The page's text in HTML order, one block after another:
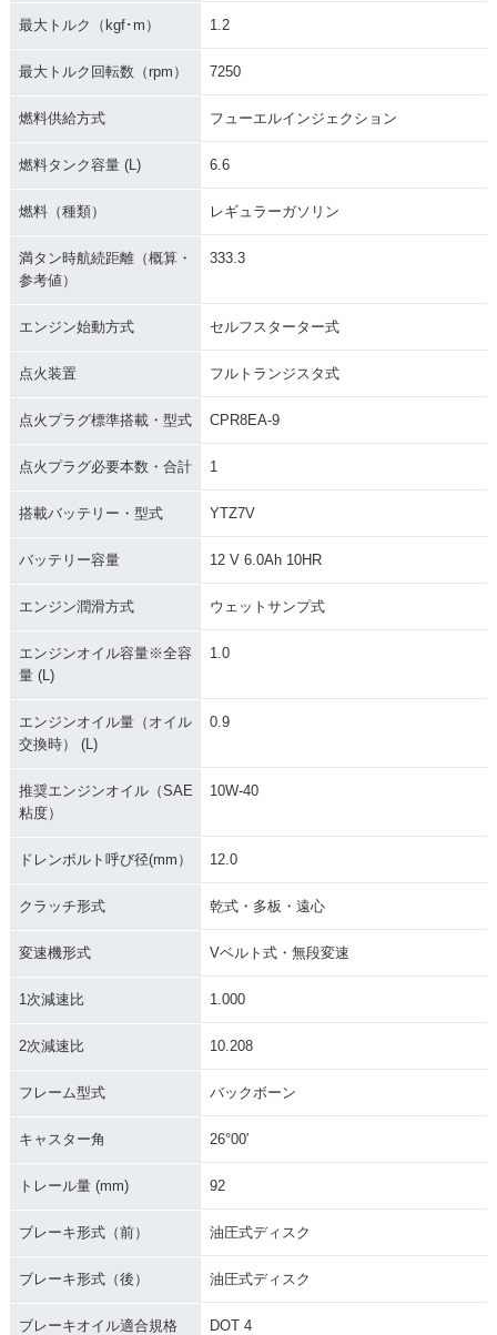
最大トルク（kgf･m） 1.2
最大トルク回転数（rpm） 7250
燃料供給方式 フューエルインジェクション
燃料タンク容量 (L) 6.6
燃料（種類） レギュラーガソリン
満タン時航続距離（概算・
参考値）
333.3
エンジン始動方式 セルフスターター式
点火装置 フルトランジスタ式
点火プラグ標準搭載・型式 CPR8EA-9
点火プラグ必要本数・合計 1
搭載バッテリー・型式 YTZ7V
バッテリー容量 12 V 6.0Ah 10HR
エンジン潤滑方式 ウェットサンプ式
エンジンオイル容量※全容
量 (L)
1.0
エンジンオイル量（オイル
交換時） (L)
0.9
推奨エンジンオイル（SAE
粘度）
10W-40
ドレンボルト呼び径(mm） 12.0
クラッチ形式 乾式・多板・遠心
変速機形式 Vベルト式・無段変速
1次減速比 1.000
2次減速比 10.208
フレーム型式 バックボーン
キャスター角 26°00′
トレール量 (mm) 92
ブレーキ形式（前） 油圧式ディスク
ブレーキ形式（後） 油圧式ディスク
ブレーキオイル適合規格 DOT 4